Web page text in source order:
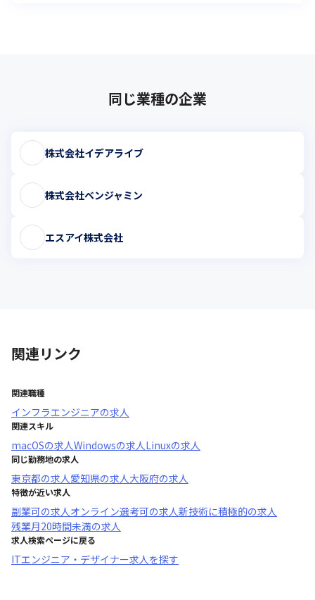
同じ業種の企業
株式会社イデアライブ
株式会社ベンジャミン
エスアイ株式会社
関連リンク
関連職種
インフラエンジニアの求人
関連スキル
macOSの求人Windowsの求人Linuxの求人
同じ勤務地の求人
東京都の求人愛知県の求人大阪府の求人
特徴が近い求人
副業可の求人オンライン選考可の求人新技術に積極的の求人
残業月20時間未満の求人
求人検索ページに戻る
ITエンジニア・デザイナー求人を探す